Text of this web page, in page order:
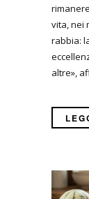
vita, nei
rabbia:
altre»,